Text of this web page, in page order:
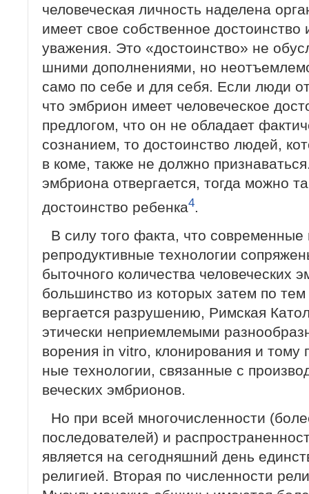
человеческая личность наделена
имеет свое собственное достоинство
уважения. Это «достоинство» не
шними дополнениями, но
само по себе и для себя. Если люди
что эмбрион имеет человеческое
предлогом, что он не обладает
сознанием, то достоинство людей,
в коме, также не должно
эмбриона отвергается, тогда можно
достоинство ребенка4.
В силу того факта, что современные
репродуктивные технологии
быточного количества человеческих
большинство из которых затем по
вергается разрушению, Римская
этически неприемлемыми
ворения in vitro, клонирования и
ные технологии, связанные с
веческих эмбрионов.
Но при всей многочисленности
последователей) и
является на сегодняшний день
религией. Вторая по численности